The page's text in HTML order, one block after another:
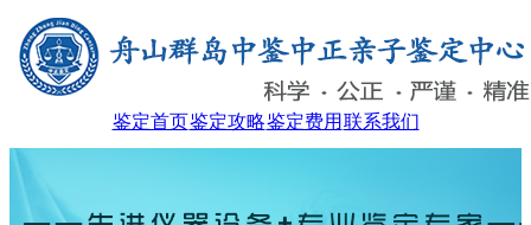
鉴定首页鉴定攻略鉴定费用 联系我们